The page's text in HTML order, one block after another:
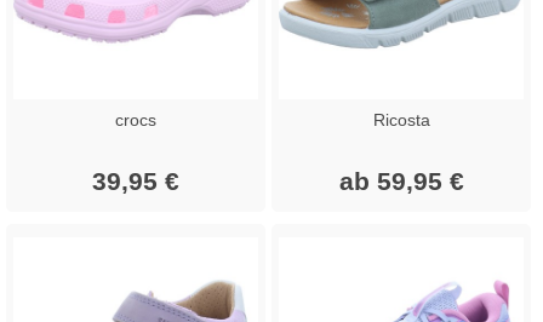
crocs
39,95 €
Ricosta
ab 59,95 €